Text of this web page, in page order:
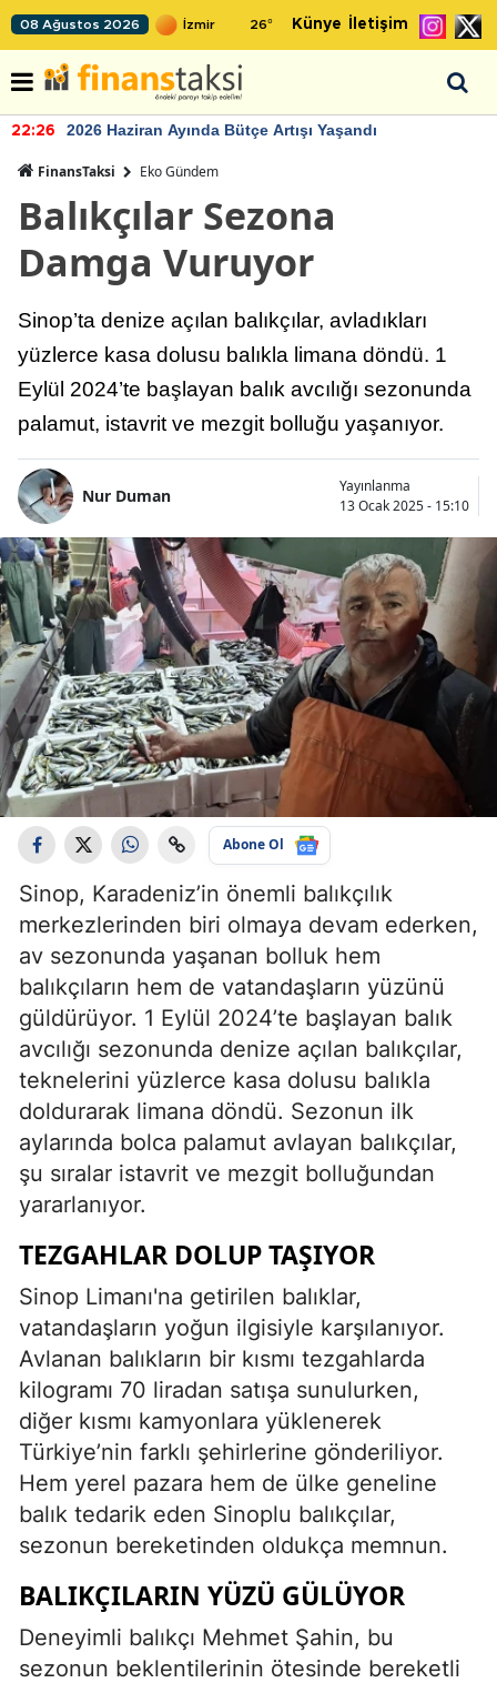
08 Ağustos 2026 26° Künye İletişim
22:26 2026 Haziran Ayında Bütçe Artışı Yaşandı
FinansTaksi Eko Gündem
Balıkçılar Sezona
Damga Vuruyor
Sinop’ta denize açılan balıkçılar, avladıkları
yüzlerce kasa dolusu balıkla limana döndü. 1
Eylül 2024’te başlayan balık avcılığı sezonunda
palamut, istavrit ve mezgit bolluğu yaşanıyor.
Nur Duman
Yayınlanma
13 Ocak 2025 - 15:10
Abone Ol
Sinop, Karadeniz’in önemli balıkçılık
merkezlerinden biri olmaya devam ederken,
av sezonunda yaşanan bolluk hem
balıkçıların hem de vatandaşların yüzünü
güldürüyor. 1 Eylül 2024’te başlayan balık
avcılığı sezonunda denize açılan balıkçılar,
teknelerini yüzlerce kasa dolusu balıkla
doldurarak limana döndü. Sezonun ilk
aylarında bolca palamut avlayan balıkçılar,
şu sıralar istavrit ve mezgit bolluğundan
yararlanıyor.
TEZGAHLAR DOLUP TAŞIYOR
Sinop Limanı'na getirilen balıklar,
vatandaşların yoğun ilgisiyle karşılanıyor.
Avlanan balıkların bir kısmı tezgahlarda
kilogramı 70 liradan satışa sunulurken,
diğer kısmı kamyonlara yüklenerek
Türkiye’nin farklı şehirlerine gönderiliyor.
Hem yerel pazara hem de ülke geneline
balık tedarik eden Sinoplu balıkçılar,
sezonun bereketinden oldukça memnun.
BALIKÇILARIN YÜZÜ GÜLÜYOR
Deneyimli balıkçı Mehmet Şahin, bu
sezonun beklentilerinin ötesinde bereketli